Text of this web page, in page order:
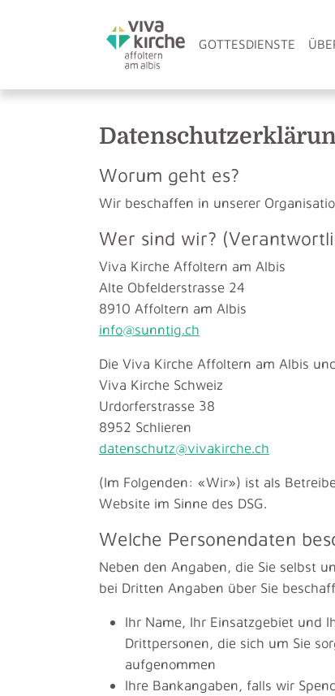
GOTTESDIENSTE
Worum geht es?
Wir beschaffen in unserer
Wer sind wir?
Viva Kirche Affoltern am Albis
Alte Obfelderstrasse 24
8910 Affoltern am Albis
info@sunntig.ch
Die Viva Kirche Affoltern am Albis
Viva Kirche Schweiz
Urdorferstrasse 38
8952 Schlieren
datenschutz@vivakirche.ch
(Im Folgenden: «Wir») ist als
Website im Sinne des DSG.
Welche Personendaten
Neben den Angaben, die Sie selbst
bei Dritten Angaben über Sie
Ihr Name, Ihr Einsatzgebiet und
Drittpersonen, die sich um Sie
aufgenommen
Ihre Bankangaben, falls wir